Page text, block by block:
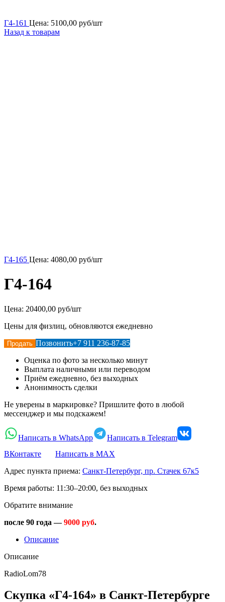
Г4-161 Цена: 5100,00 руб/шт
Назад к товарам
Г4-165 Цена: 4080,00 руб/шт
Г4-164
Цена: 20400,00 руб/шт
Цены для физлиц, обновляются ежедневно
Продать Позвонить+7 911 236-87-85
Оценка по фото за несколько минут
Выплата наличными или переводом
Приём ежедневно, без выходных
Анонимность сделки
Не уверены в маркировке? Пришлите фото в любой
мессенджер и мы подскажем!
Написать в WhatsApp
Написать в Telegram
ВКонтакте
Написать в MAX
Адрес пункта приема: Санкт-Петербург, пр. Стачек 67к5
Время работы: 11:30–20:00, без выходных
Обратите внимание
после 90 года —9000 руб.
Описание
Описание
RadioLom78
Скупка «Г4-164» в Санкт-Петербурге